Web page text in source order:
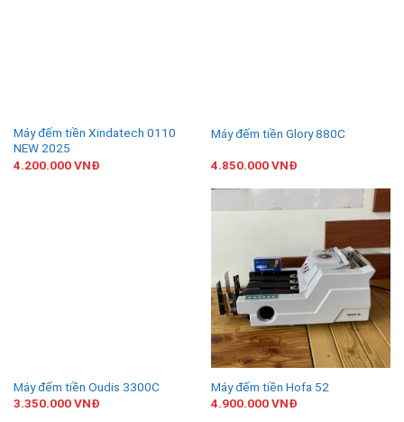
Máy đếm tiền Xindatech 0110
NEW 2025
4.200.000VNĐ
Máy đếm tiền Glory 880C
4.850.000VNĐ
Máy đếm tiền Oudis 3300C
3.350.000VNĐ
Máy đếm tiền Hofa 52
4.900.000VNĐ